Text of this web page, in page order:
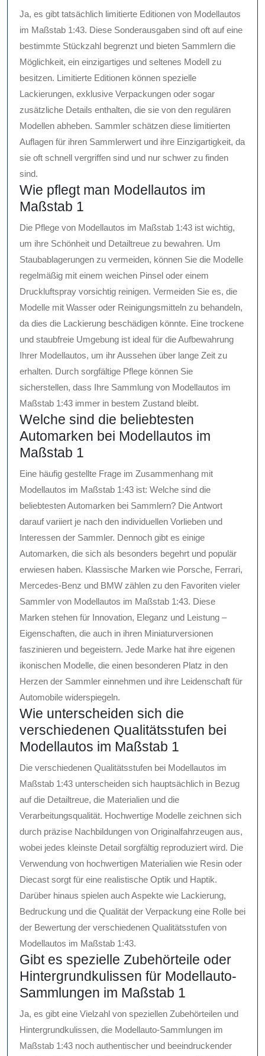
Ja, es gibt tatsächlich limitierte Editionen von Modellautos
im Maßstab 1:43. Diese Sonderausgaben sind oft auf eine
bestimmte Stückzahl begrenzt und bieten Sammlern die
Möglichkeit, ein einzigartiges und seltenes Modell zu
besitzen. Limitierte Editionen können spezielle
Lackierungen, exklusive Verpackungen oder sogar
zusätzliche Details enthalten, die sie von den regulären
Modellen abheben. Sammler schätzen diese limitierten
Auflagen für ihren Sammlerwert und ihre Einzigartigkeit, da
sie oft schnell vergriffen sind und nur schwer zu finden
sind.
Wie pflegt man Modellautos im
Maßstab 1
Die Pflege von Modellautos im Maßstab 1:43 ist wichtig,
um ihre Schönheit und Detailtreue zu bewahren. Um
Staubablagerungen zu vermeiden, können Sie die Modelle
regelmäßig mit einem weichen Pinsel oder einem
Druckluftspray vorsichtig reinigen. Vermeiden Sie es, die
Modelle mit Wasser oder Reinigungsmitteln zu behandeln,
da dies die Lackierung beschädigen könnte. Eine trockene
und staubfreie Umgebung ist ideal für die Aufbewahrung
Ihrer Modellautos, um ihr Aussehen über lange Zeit zu
erhalten. Durch sorgfältige Pflege können Sie
sicherstellen, dass Ihre Sammlung von Modellautos im
Maßstab 1:43 immer in bestem Zustand bleibt.
Welche sind die beliebtesten
Automarken bei Modellautos im
Maßstab 1
Eine häufig gestellte Frage im Zusammenhang mit
Modellautos im Maßstab 1:43 ist: Welche sind die
beliebtesten Automarken bei Sammlern? Die Antwort
darauf variiert je nach den individuellen Vorlieben und
Interessen der Sammler. Dennoch gibt es einige
Automarken, die sich als besonders begehrt und populär
erwiesen haben. Klassische Marken wie Porsche, Ferrari,
Mercedes-Benz und BMW zählen zu den Favoriten vieler
Sammler von Modellautos im Maßstab 1:43. Diese
Marken stehen für Innovation, Eleganz und Leistung –
Eigenschaften, die auch in ihren Miniaturversionen
faszinieren und begeistern. Jede Marke hat ihre eigenen
ikonischen Modelle, die einen besonderen Platz in den
Herzen der Sammler einnehmen und ihre Leidenschaft für
Automobile widerspiegeln.
Wie unterscheiden sich die
verschiedenen Qualitätsstufen bei
Modellautos im Maßstab 1
Die verschiedenen Qualitätsstufen bei Modellautos im
Maßstab 1:43 unterscheiden sich hauptsächlich in Bezug
auf die Detailtreue, die Materialien und die
Verarbeitungsqualität. Hochwertige Modelle zeichnen sich
durch präzise Nachbildungen von Originalfahrzeugen aus,
wobei jedes kleinste Detail sorgfältig reproduziert wird. Die
Verwendung von hochwertigen Materialien wie Resin oder
Diecast sorgt für eine realistische Optik und Haptik.
Darüber hinaus spielen auch Aspekte wie Lackierung,
Bedruckung und die Qualität der Verpackung eine Rolle bei
der Bewertung der verschiedenen Qualitätsstufen von
Modellautos im Maßstab 1:43.
Gibt es spezielle Zubehörteile oder
Hintergrundkulissen für Modellauto-
Sammlungen im Maßstab 1
Ja, es gibt eine Vielzahl von speziellen Zubehörteilen und
Hintergrundkulissen, die Modellauto-Sammlungen im
Maßstab 1:43 noch authentischer und beeindruckender